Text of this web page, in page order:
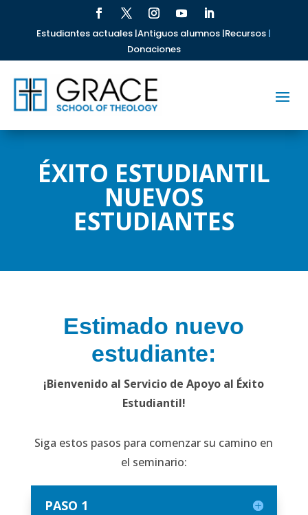
Estudiantes actuales |Antiguos alumnos |Recursos |
Donaciones
ÉXITO ESTUDIANTIL
NUEVOS
ESTUDIANTES
Estimado nuevo
estudiante:
¡Bienvenido al Servicio de Apoyo al Éxito
Estudiantil!
Siga estos pasos para comenzar su camino en
el seminario:
PASO 1